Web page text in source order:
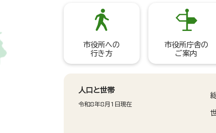
市役所への
行き方
市役所庁舎の
ご案内
人口と世帯
令和8年8月1日現在